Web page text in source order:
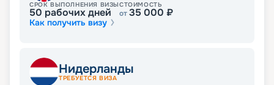
СРОК ВЫПОЛНЕНИЯ ВИЗЫ
50 рабочих дней
СТОИМОСТЬ
от35 000 ₽
Как получить визу
Нидерланды
ТРЕБУЕТСЯ ВИЗА